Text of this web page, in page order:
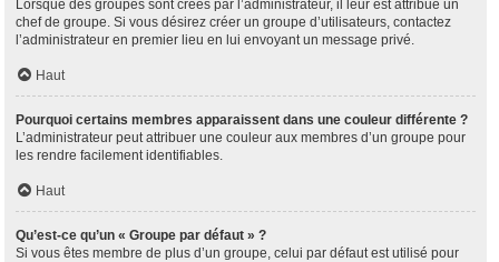
Lorsque des groupes sont créés par l’administrateur, il leur est attribué un
chef de groupe. Si vous désirez créer un groupe d’utilisateurs, contactez
l’administrateur en premier lieu en lui envoyant un message privé.
Haut
Pourquoi certains membres apparaissent dans une couleur différente ?
L’administrateur peut attribuer une couleur aux membres d’un groupe pour
les rendre facilement identifiables.
Haut
Qu’est-ce qu’un « Groupe par défaut » ?
Si vous êtes membre de plus d’un groupe, celui par défaut est utilisé pour